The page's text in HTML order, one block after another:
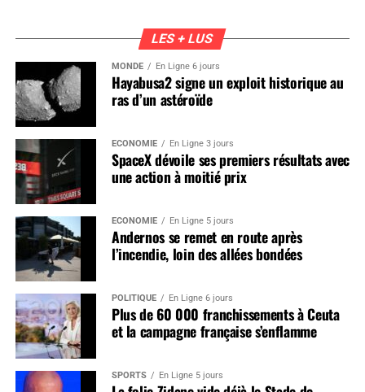
LES + LUS
MONDE En Ligne 6 jours
Hayabusa2 signe un exploit historique au
ras d’un astéroïde
ÉCONOMIE En Ligne 3 jours
SpaceX dévoile ses premiers résultats avec
une action à moitié prix
ÉCONOMIE En Ligne 5 jours
Andernos se remet en route après
l’incendie, loin des allées bondées
POLITIQUE En Ligne 6 jours
Plus de 60 000 franchissements à Ceuta
et la campagne française s’enflamme
SPORTS En Ligne 5 jours